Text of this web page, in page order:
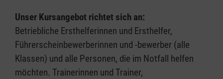
Unser Kursangebot richtet sich an:
Betriebliche Ersthelferinnen und Ersthelfer,
Führerscheinbewerberinnen und -bewerber (alle
Klassen) und alle Personen, die im Notfall helfen
möchten. Trainerinnen und Trainer,